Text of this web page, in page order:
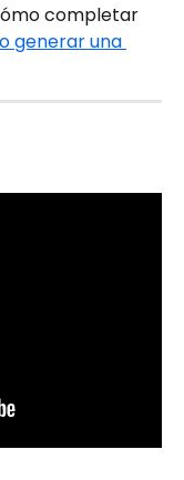
completar
generar una